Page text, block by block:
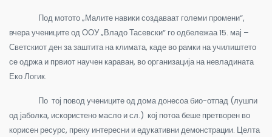
Под мотото „Малите навики создаваат големи промени“,
вчера учениците од ООУ „Владо Тасевски“ го одбележаа 15. мај –
Светскиот ден за заштита на климата, каде во рамки на училиштето
се одржа и првиот научен караван, во организација на невладината
Еко Логик.
По тој повод учениците од дома донесоа био-отпад (лушпи
од јаболка, искористено масло и сл.) кој потоа беше претворен во
корисен ресурс, преку интересни и едукативни демонстрации. Целта